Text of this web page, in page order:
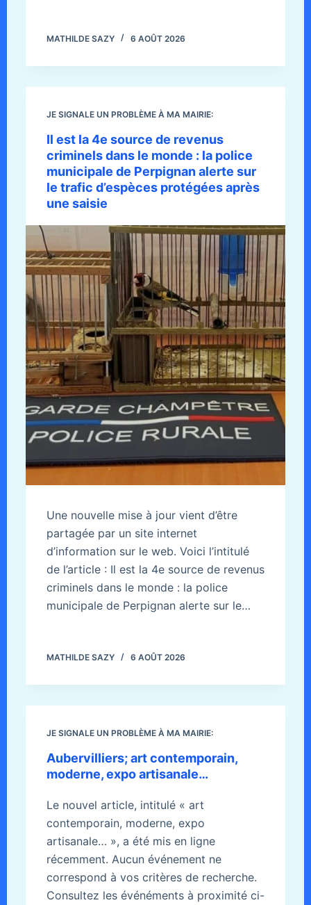
MATHILDE SAZY 6 AOÛT 2026
JE SIGNALE UN PROBLÈME À MA MAIRIE:
Il est la 4e source de revenus
criminels dans le monde : la police
municipale de Perpignan alerte sur
le trafic d’espèces protégées après
une saisie
Une nouvelle mise à jour vient d’être
partagée par un site internet
d’information sur le web. Voici l’intitulé
de l’article : Il est la 4e source de revenus
criminels dans le monde : la police
municipale de Perpignan alerte sur le…
MATHILDE SAZY 6 AOÛT 2026
JE SIGNALE UN PROBLÈME À MA MAIRIE:
Aubervilliers; art contemporain,
moderne, expo artisanale…
Le nouvel article, intitulé « art
contemporain, moderne, expo
artisanale… », a été mis en ligne
récemment. Aucun événement ne
correspond à vos critères de recherche.
Consultez les événéments à proximité ci-